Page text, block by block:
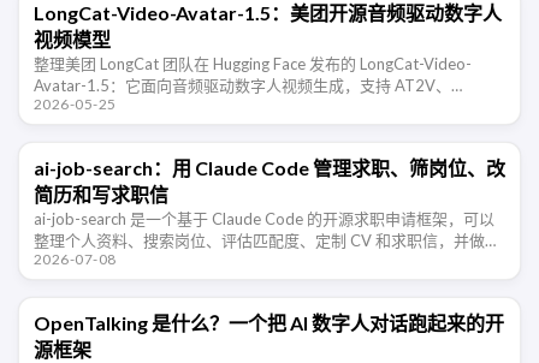
LongCat-Video-Avatar-1.5：美团开源音频驱动数字人
视频模型
整理美团 LongCat 团队在 Hugging Face 发布的 LongCat-Video-
Avatar-1.5：它面向音频驱动数字人视频生成，支持 AT2V、
ATI2V、视频续写、单人和多人音频 …
2026-05-25
ai-job-search：用 Claude Code 管理求职、筛岗位、改
简历和写求职信
ai-job-search 是一个基于 Claude Code 的开源求职申请框架，可以
整理个人资料、搜索岗位、评估匹配度、定制 CV 和求职信，并做
ATS 可读性检查。
2026-07-08
OpenTalking 是什么？一个把 AI 数字人对话跑起来的开
源框架